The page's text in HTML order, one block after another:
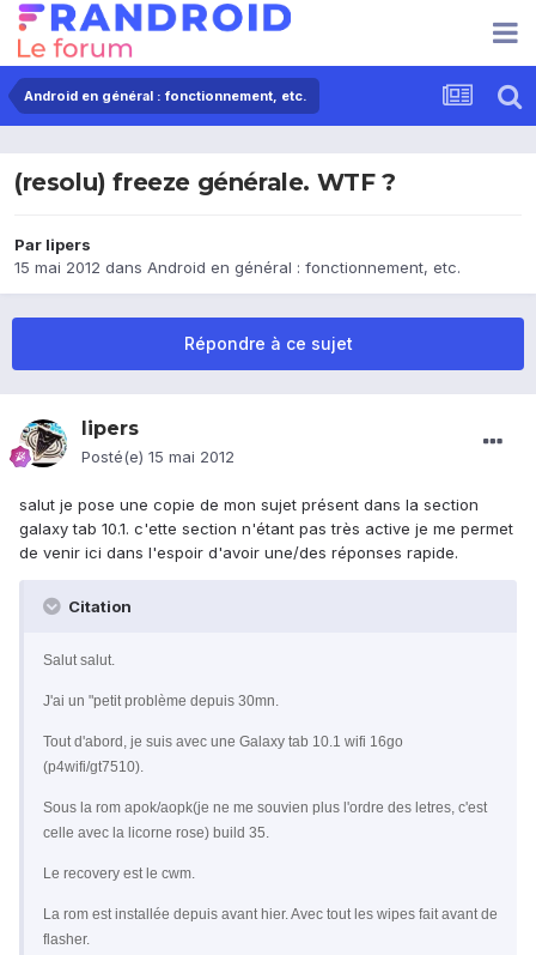
Android en général : fonctionnement, etc.
(resolu) freeze générale. WTF ?
Par lipers
15 mai 2012 dans Android en général : fonctionnement, etc.
Répondre à ce sujet
lipers
Posté(e) 15 mai 2012
salut je pose une copie de mon sujet présent dans la section
galaxy tab 10.1. c'ette section n'étant pas très active je me permet
de venir ici dans l'espoir d'avoir une/des réponses rapide.
Citation
Salut salut.
J'ai un "petit problème depuis 30mn.
Tout d'abord, je suis avec une Galaxy tab 10.1 wifi 16go
(p4wifi/gt7510).
Sous la rom apok/aopk(je ne me souvien plus l'ordre des letres, c'est
celle avec la licorne rose) build 35.
Le recovery est le cwm.
La rom est installée depuis avant hier. Avec tout les wipes fait avant de
flasher.